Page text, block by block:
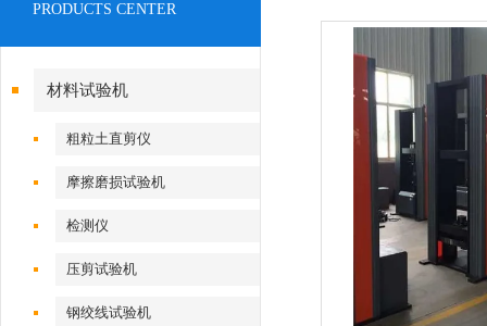
PRODUCTS CENTER
材料试验机
粗粒土直剪仪
摩擦磨损试验机
检测仪
压剪试验机
钢绞线试验机